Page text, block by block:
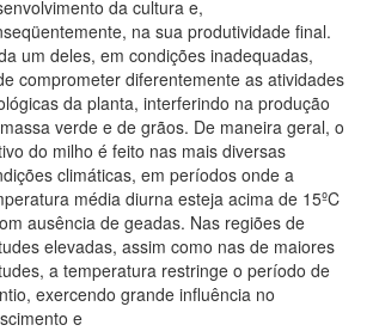
da cultura e,
na sua produtividade final.
um deles, em condições inadequadas,
comprometer diferentemente as atividades
da planta, interferindo na produção
verde e de grãos. De maneira geral, o
do milho é feito nas mais diversas
climáticas, em períodos onde a
média diurna esteja acima de 15ºC
ausência de geadas. Nas regiões de
elevadas, assim como nas de maiores
a temperatura restringe o período de
exercendo grande influência no
e